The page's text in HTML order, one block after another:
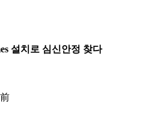
설치로 심신안정 찾다